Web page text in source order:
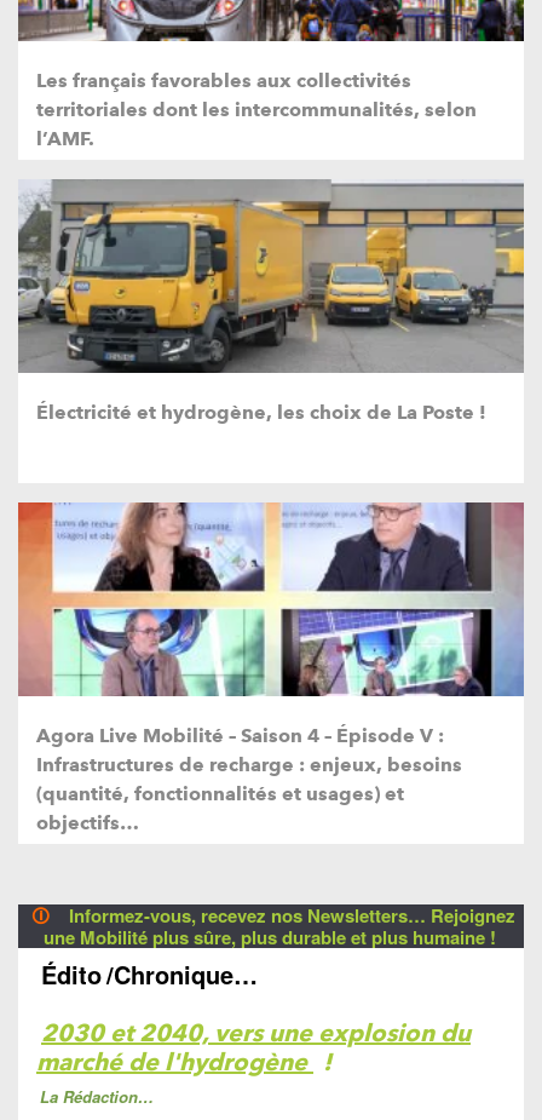
Les français favorables aux collectivités
territoriales dont les intercommunalités, selon
l’AMF.
Électricité et hydrogène, les choix de La Poste !
Agora Live Mobilité – Saison 4 – Épisode V :
Infrastructures de recharge : enjeux, besoins
(quantité, fonctionnalités et usages) et
objectifs…
🛈
Informez-vous, recevez nos Newsletters… Rejoignez
une Mobilité plus sûre, plus durable et plus humaine !
Édito/Chronique…
2030 et 2040, vers une explosion du
marché de l'hydrogène !
La Rédaction…